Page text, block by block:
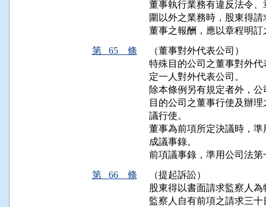
董事執行業務有違反法令
圍以外之業務時，股東得
董事之報酬，應以章程明訂
第 65 條
（董事對外代表公司）
特殊目的公司之董事對外
定一人對外代表公司。
除本條例另有規定者外，
目的公司之董事行使及辦
議行使。
董事為前項所定決議時，
成議事錄。
前項議事錄，準用公司法
第 66 條
（提起訴訟）
股東得以書面請求監察人
監察人自有前項之請求三